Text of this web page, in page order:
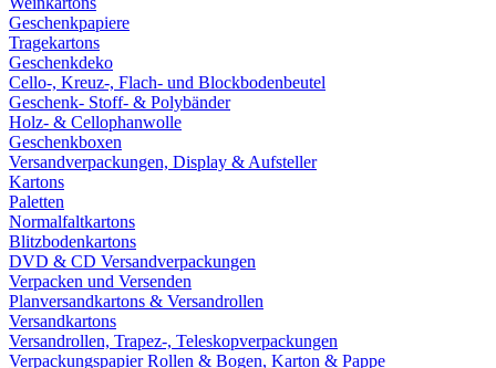
Geschenkpapiere
Tragekartons
Geschenkdeko
Cello-, Kreuz-, Flach- und Blockbodenbeutel
Geschenk- Stoff- & Polybänder
Holz- & Cellophanwolle
Geschenkboxen
Versandverpackungen, Display & Aufsteller
Kartons
Paletten
Normalfaltkartons
Blitzbodenkartons
DVD & CD Versandverpackungen
Verpacken und Versenden
Planversandkartons & Versandrollen
Versandkartons
Versandrollen, Trapez-, Teleskopverpackungen
Verpackungspapier Rollen & Bogen, Karton & Pappe